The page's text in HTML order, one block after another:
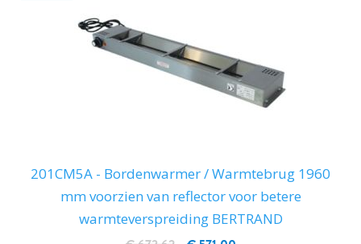
201CM5A - Bordenwarmer / Warmtebrug 1960
mm voorzien van reflector voor betere
warmteverspreiding BERTRAND